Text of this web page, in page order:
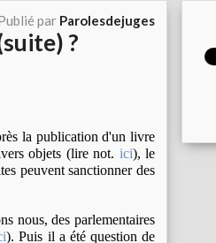
par Parolesdejuges
?
la publication d'un livre
objets (lire not. ici), le
peuvent sanctionner des
nous, des parlementaires
). Puis il a été question de